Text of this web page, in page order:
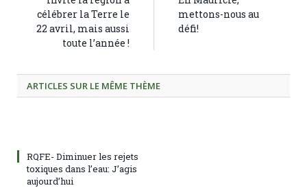
célébrer la Terre le
22 avril, mais aussi
toute l’année !
mettons-nous au
défi!
ARTICLES SUR LE MÊME THÈME
RQFE- Diminuer les rejets
toxiques dans l’eau: J’agis
aujourd’hui